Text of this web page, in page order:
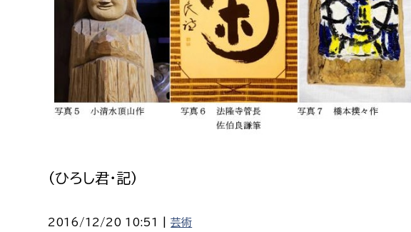
（ひろし君・記）
2016/12/20 10:51 |芸術